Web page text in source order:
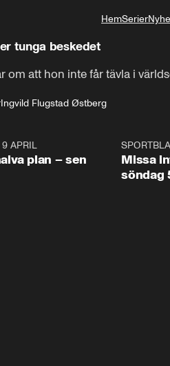
HemSerier
tunga beskedet
om att hon inte får tävla i
Ingvild Flugstad Østberg
1:03
9 APRIL
plan – sen
Missa
söndag